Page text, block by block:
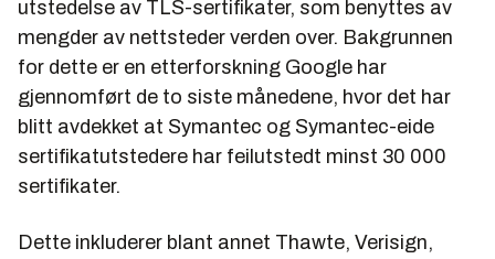
utstedelse av TLS-sertifikater, som benyttes av
mengder av nettsteder verden over. Bakgrunnen
for dette er en etterforskning Google har
gjennomført de to siste månedene, hvor det har
blitt avdekket at Symantec og Symantec-eide
sertifikatutstedere har feilutstedt minst 30 000
sertifikater.
Dette inkluderer blant annet Thawte, Verisign,